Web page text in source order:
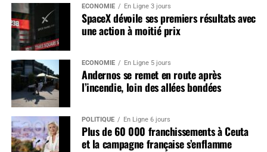
ÉCONOMIE En Ligne 3 jours
SpaceX dévoile ses premiers résultats avec
une action à moitié prix
ÉCONOMIE En Ligne 5 jours
Andernos se remet en route après
l’incendie, loin des allées bondées
POLITIQUE En Ligne 6 jours
Plus de 60 000 franchissements à Ceuta
et la campagne française s’enflamme